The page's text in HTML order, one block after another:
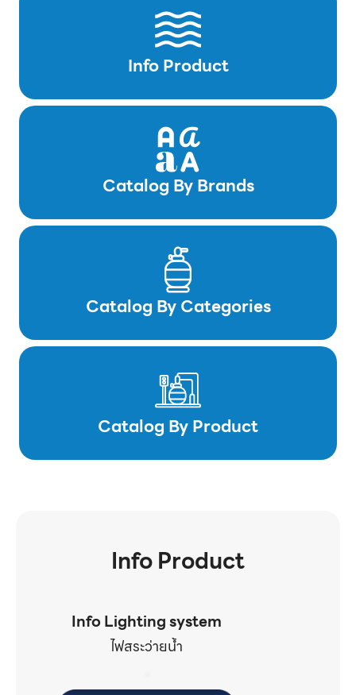
Info Product
Catalog By Brands
Catalog By Categories
Catalog By Product
Info Product
Info Lighting system
ไฟสระว่ายน้ำ